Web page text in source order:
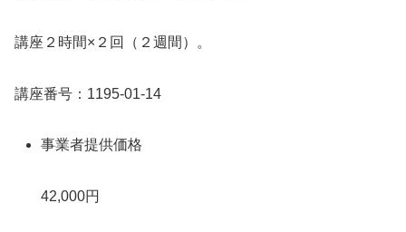
講座２時間×２回（２週間）。
講座番号：1195-01-14
事業者提供価格
42,000円